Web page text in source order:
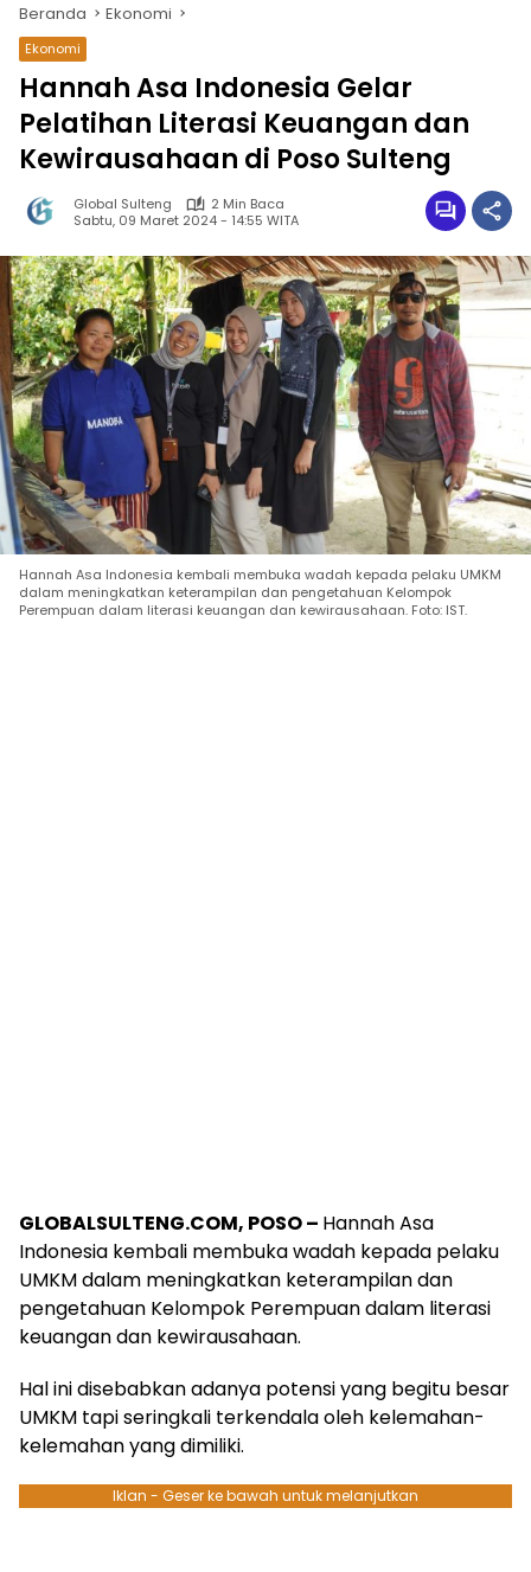
Beranda Ekonomi
Ekonomi
Hannah Asa Indonesia Gelar
Pelatihan Literasi Keuangan dan
Kewirausahaan di Poso Sulteng
Global Sulteng
2 Min Baca
Sabtu, 09 Maret 2024 - 14:55 WITA
Hannah Asa Indonesia kembali membuka wadah kepada pelaku UMKM
dalam meningkatkan keterampilan dan pengetahuan Kelompok
Perempuan dalam literasi keuangan dan kewirausahaan. Foto: IST.
GLOBALSULTENG.COM, POSO – Hannah Asa
Indonesia kembali membuka wadah kepada pelaku
UMKM dalam meningkatkan keterampilan dan
pengetahuan Kelompok Perempuan dalam literasi
keuangan dan kewirausahaan.
Hal ini disebabkan adanya potensi yang begitu besar
UMKM tapi seringkali terkendala oleh kelemahan-
kelemahan yang dimiliki.
Iklan - Geser ke bawah untuk melanjutkan